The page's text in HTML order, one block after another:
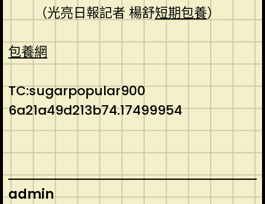
（光亮日報記者 楊舒短期包養）
包養網
TC:sugarpopular900
6a21a49d213b74.17499954
admin